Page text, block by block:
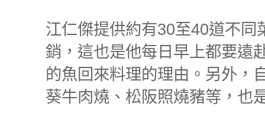
江仁傑提供約有30至40道不同
銷，這也是他每日早上都要遠
的魚回來料理的理由。另外，
葵牛肉燒、松阪照燒豬等，也